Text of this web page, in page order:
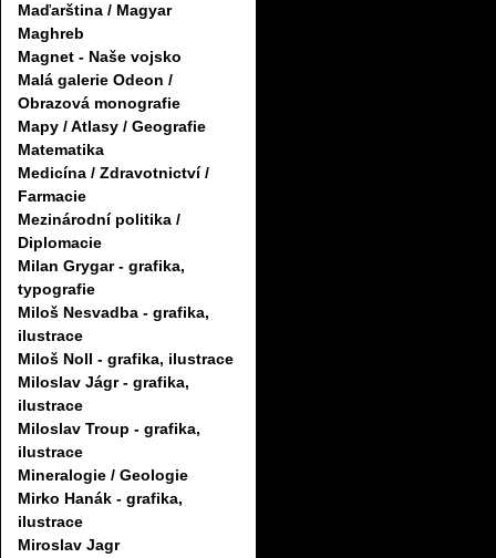
Maďarština / Magyar
Maghreb
Magnet - Naše vojsko
Malá galerie Odeon /
Obrazová monografie
Mapy / Atlasy / Geografie
Matematika
Medicína / Zdravotnictví /
Farmacie
Mezinárodní politika /
Diplomacie
Milan Grygar - grafika,
typografie
Miloš Nesvadba - grafika,
ilustrace
Miloš Noll - grafika, ilustrace
Miloslav Jágr - grafika,
ilustrace
Miloslav Troup - grafika,
ilustrace
Mineralogie / Geologie
Mirko Hanák - grafika,
ilustrace
Miroslav Jagr